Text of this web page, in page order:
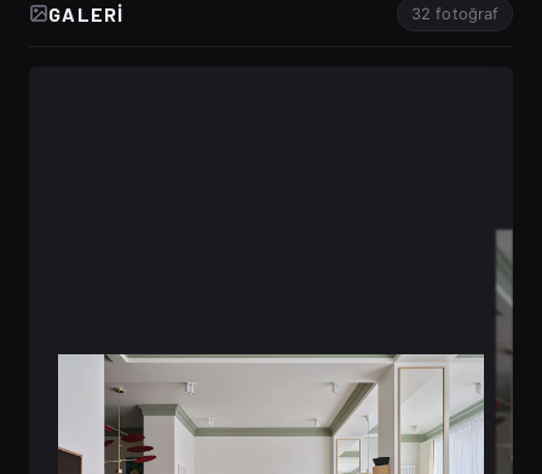
GALERI 32 fotoğraf